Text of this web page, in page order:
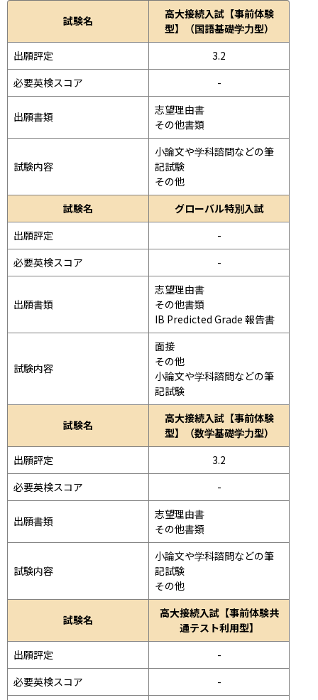
試験名
高大接続入試【事前体験
型】（国語基礎学力型）
出願評定
3.2
必要英検スコア
-
出願書類
志望理由書
その他書類
試験内容
小論文や学科諮問などの筆
記試験
その他
試験名
グローバル特別入試
出願評定
-
必要英検スコア
-
出願書類
志望理由書
その他書類
IB Predicted Grade 報告書
試験内容
面接
その他
小論文や学科諮問などの筆
記試験
試験名
高大接続入試【事前体験
型】（数学基礎学力型）
出願評定
3.2
必要英検スコア
-
出願書類
志望理由書
その他書類
試験内容
小論文や学科諮問などの筆
記試験
その他
試験名
高大接続入試【事前体験共
通テスト利用型】
出願評定
-
必要英検スコア
-